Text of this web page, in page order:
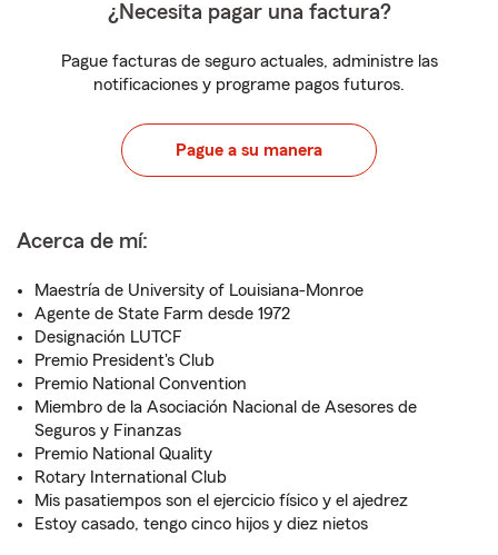
¿Necesita pagar una factura?
Pague facturas de seguro actuales, administre las
notificaciones y programe pagos futuros.
Pague a su manera
Acerca de mí:
Maestría de University of Louisiana-Monroe
Agente de State Farm desde 1972
Designación LUTCF
Premio President's Club
Premio National Convention
Miembro de la Asociación Nacional de Asesores de
Seguros y Finanzas
Premio National Quality
Rotary International Club
Mis pasatiempos son el ejercicio físico y el ajedrez
Estoy casado, tengo cinco hijos y diez nietos